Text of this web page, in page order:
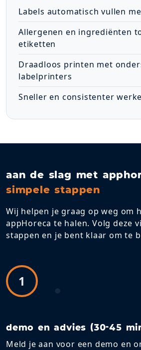
Labels automatisch vullen
Allergenen en ingrediënten
etiketten
Draadloos printen met
labelprinters
Sneller en consistenter
aan de slag met
simpele stappen
Wij helpen je graag op weg om
appHoreca te halen. Volg deze
stappen en je bent klaar om te
1
demo en advies (30-45
Meld je aan voor een demo en